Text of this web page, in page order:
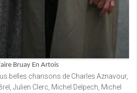
Bruay En Artois
belles chansons de Charles Aznavour,
Julien Clerc, Michel Delpech, Michel